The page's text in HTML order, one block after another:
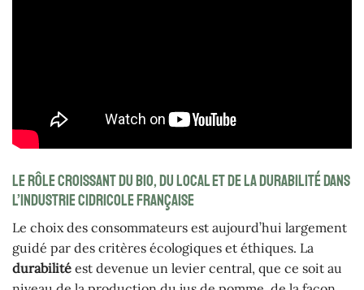
Le rôle croissant du bio, du local et de la durabilité dans
l’industrie cidricole française
Le choix des consommateurs est aujourd’hui largement
guidé par des critères écologiques et éthiques. La
durabilité est devenue un levier central, que ce soit au